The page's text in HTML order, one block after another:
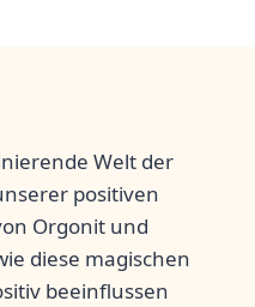
Welt der
positiven
Orgonit und
diese magischen
beeinflussen